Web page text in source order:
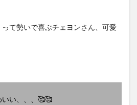
て勢いで喜ぶチェヨンさん、可愛
い、、、🥰🥰